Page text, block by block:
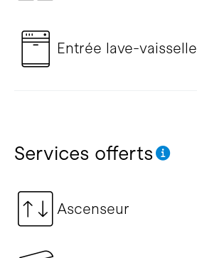
Entrée lave-vaisselle
Services offerts
Ascenseur